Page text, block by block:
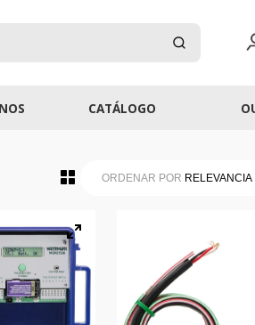
CATÁLOGO
ORDENAR POR RELEVANCIA